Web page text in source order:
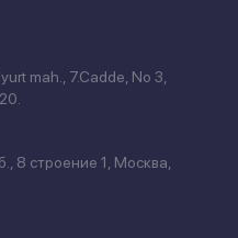
mah., 7.Cadde, No 3,
8 строение 1, Москва,